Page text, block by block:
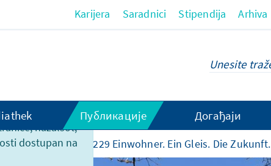
nažalsot,
dostupan na
Karijera Saradnici Stipendija Arhiva
Публикације Догађаји
o priredbama 229 Einwohner. Ein Gleis. Die Zukunft.